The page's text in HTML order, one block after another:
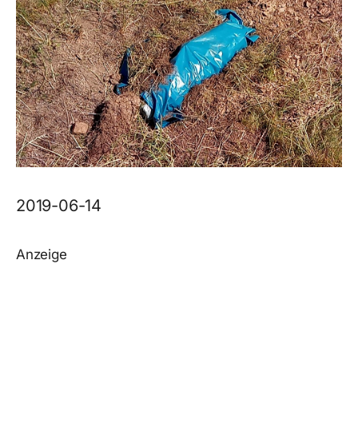
2019-06-14
Anzeige